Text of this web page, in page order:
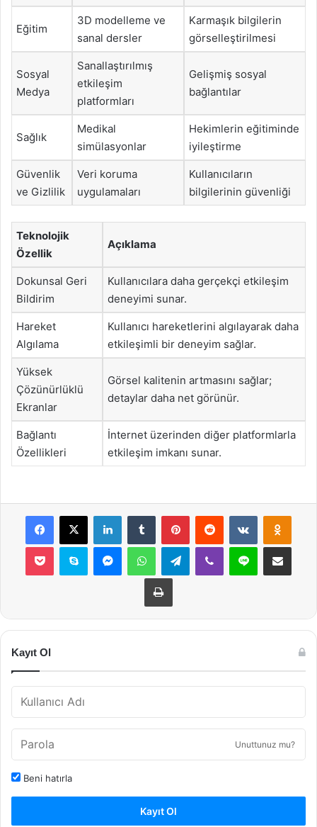
Eğitim
3D modelleme ve
sanal dersler
Karmaşık bilgilerin
görselleştirilmesi
Sosyal
Medya
Sanallaştırılmış
etkileşim
platformları
Gelişmiş sosyal
bağlantılar
Sağlık
Medikal
simülasyonlar
Hekimlerin eğitiminde
iyileştirme
Güvenlik
ve Gizlilik
Veri koruma
uygulamaları
Kullanıcıların
bilgilerinin güvenliği
Teknolojik
Özellik
Açıklama
Dokunsal Geri
Bildirim
Kullanıcılara daha gerçekçi etkileşim
deneyimi sunar.
Hareket
Algılama
Kullanıcı hareketlerini algılayarak daha
etkileşimli bir deneyim sağlar.
Yüksek
Çözünürlüklü
Ekranlar
Görsel kalitenin artmasını sağlar;
detaylar daha net görünür.
Bağlantı
Özellikleri
İnternet üzerinden diğer platformlarla
etkileşim imkanı sunar.
Facebook
X LinkedInTumblr PinterestReddit VKontakte
Pocket Skype MessengerWhatsAppTelegramViber Line E-Posta ile
Yazdır
Kayıt Ol
Unuttunuz mu?
Beni hatırla
Kayıt Ol